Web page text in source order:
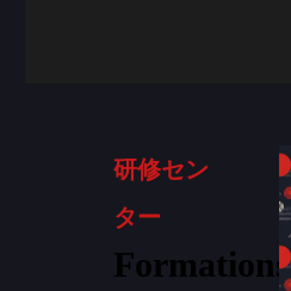
研修セン
ター
Formations